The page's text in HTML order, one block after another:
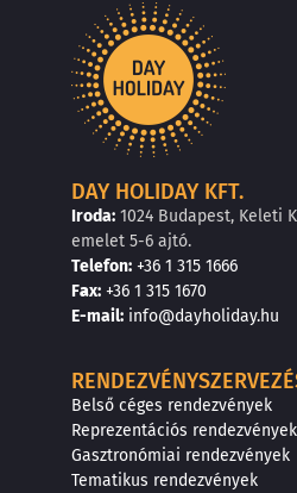
DAY HOLIDAY KFT.
Iroda: 1024 Budapest, Keleti
emelet 5-6 ajtó.
Telefon: +36 1 315 1666
Fax: +36 1 315 1670
E-mail: info@dayholiday.hu
Belső céges rendezvények
Reprezentációs rendezvények
Gasztronómiai rendezvények
Tematikus rendezvények